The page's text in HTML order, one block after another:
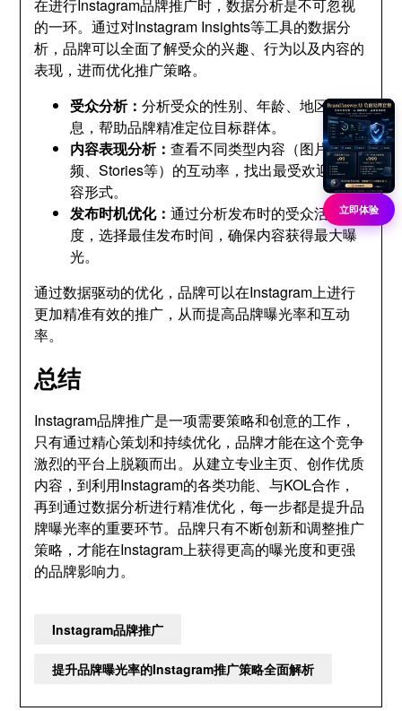
在进行Instagram品牌推广时，数据分析是不可忽视
的一环。通过对Instagram Insights等工具的数据分
析，品牌可以全面了解受众的兴趣、行为以及内容的
表现，进而优化推广策略。
受众分析：分析受众的性别、年龄、地区等信
息，帮助品牌精准定位目标群体。
内容表现分析：查看不同类型内容（图片、视
频、Stories等）的互动率，找出最受欢迎的内
容形式。
发布时机优化：通过分析发布时的受众活跃
度，选择最佳发布时间，确保内容获得最大曝
光。
通过数据驱动的优化，品牌可以在Instagram上进行
更加精准有效的推广，从而提高品牌曝光率和互动
率。
总结
Instagram品牌推广是一项需要策略和创意的工作，
只有通过精心策划和持续优化，品牌才能在这个竞争
激烈的平台上脱颖而出。从建立专业主页、创作优质
内容，到利用Instagram的各类功能、与KOL合作，
再到通过数据分析进行精准优化，每一步都是提升品
牌曝光率的重要环节。品牌只有不断创新和调整推广
策略，才能在Instagram上获得更高的曝光度和更强
的品牌影响力。
Instagram品牌推广
提升品牌曝光率的Instagram推广策略全面解析
立即体验